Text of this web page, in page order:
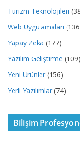
Turizm Teknolojileri
Web Uygulamaları
Yapay Zeka (177)
Yazılım Geliştirme (109)
Yeni Ürünler (156)
Yerli Yazılımlar (74)
Bilişim